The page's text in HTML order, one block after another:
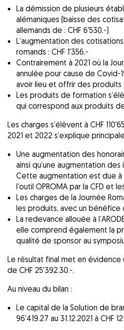
La démission de plusieurs
alémaniques (baisse des
allemands de : CHF 6'530.-)
L’augmentation des
romands : CHF 1'356.-
Contrairement à 2021 où la
annulée pour cause de Covid-
avoir lieu et offrir des produits
Les produits de formation
qui correspond aux produits
Les charges s’élèvent à CHF
2021 et 2022 s’explique
Une augmentation des
ainsi qu’une augmentation
Cette augmentation est due
l’outil OPROMA par la CFD et
Les charges de la Journée
les produits, avec un bénéfice
La redevance allouée à
elle comprend également la
qualité de sponsor au
Le résultat final met en
de CHF 25'392.30.-.
Au niveau du bilan :
Le capital de la Solution de
96'419.27 au 31.12.2021 à CHF